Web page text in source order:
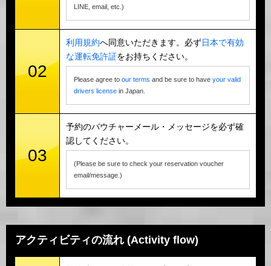
LINE, email, etc.)
02
利用規約へ同意いただきます。必ず日本で有効
な運転免許証をお持ちください。
Please agree to our terms and be sure to have your valid
drivers license in Japan.
03
予約のバウチャーメール・メッセージを必ず確
認してください。
(Please be sure to check your reservation voucher
email/message.)
アクティビティの流れ (Activity flow)